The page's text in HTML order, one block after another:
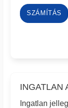
SZÁMÍTÁS
INGATLAN
Ingatlan